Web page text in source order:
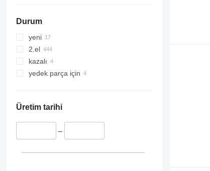
Durum
yeni
2.el
kazalı
yedek parça için
Üretim tarihi
–